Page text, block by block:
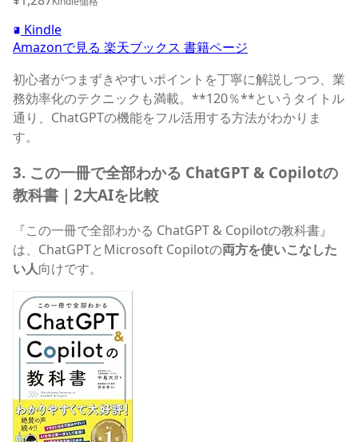
Kindle
Amazonで見る 楽天ブックス 書籍ページ
初心者がつまずきやすいポイントを丁寧に解説しつつ、業
務効率化のテクニックも満載。**120％**というタイトル
通り、ChatGPTの機能をフル活用する方法がわかりま
す。
3. この一冊で全部わかる ChatGPT & Copilotの
教科書｜2大AIを比較
『この一冊で全部わかる ChatGPT & Copilotの教科書』
は、ChatGPTとMicrosoft Copilotの両方を使いこなした
い人向けです。
この一冊で全部わかる ChatGPT & Copilotの教科書の商品